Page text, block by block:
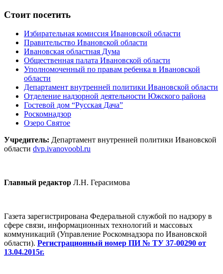
Стоит посетить
Избирательная комиссия Ивановской области
Правительство Ивановской области
Ивановская областная Дума
Общественная палата Ивановской области
Уполномоченный по правам ребенка в Ивановской
области
Департамент внутренней политики Ивановской области
Отделение надзорной деятельности Южского района
Гостевой дом “Русская Дача”
Роскомнадзор
Озеро Святое
Учредитель: Департамент внутренней политики Ивановской
области dvp.ivanovoobl.ru
Главный редактор Л.Н. Герасимова
Газета зарегистрирована Федеральной службой по надзору в
сфере связи, информационных технологий и массовых
коммуникаций (Управление Роскомнадзора по Ивановской
области). Регистрационный номер ПИ № ТУ 37-00290 от
13.04.2015г.